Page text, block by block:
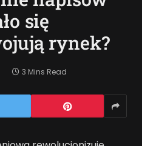
się
rynek?
3 Mins Read